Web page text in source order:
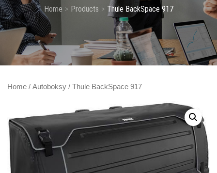
Home Products Thule BackSpace 917
Home / Autoboksy / Thule BackSpace 917